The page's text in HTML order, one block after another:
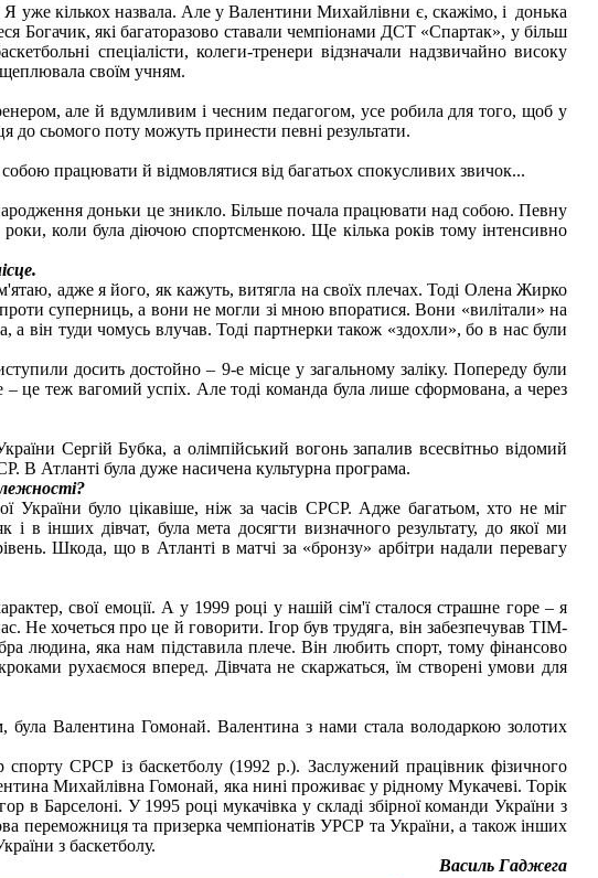
уже кількох назвала. Але у Валентини Михайлівни є, скажімо, і донька
Богачик, які багаторазово ставали чемпіонами ДСТ «Спартак», у більш
спеціалісти, колеги-тренери відзначали надзвичайно високу
своїм учням.
але й вдумливим і чесним педагогом, усе робила для того, щоб у
до сьомого поту можуть принести певні результати.
працювати й відмовлятися від багатьох спокусливих звичок...
доньки це зникло. Більше почала працювати над собою. Певну
коли була діючою спортсменкою. Ще кілька років тому інтенсивно
адже я його, як кажуть, витягла на своїх плечах. Тоді Олена Жирко
суперниць, а вони не могли зі мною впоратися. Вони «вилітали» на
він туди чомусь влучав. Тоді партнерки також «здохли», бо в нас були
досить достойно – 9-е місце у загальному заліку. Попереду були
це теж вагомий успіх. Але тоді команда була лише сформована, а через
Сергій Бубка, а олімпійський вогонь запалив всесвітньо відомий
В Атланті була дуже насичена культурна програма.
України було цікавіше, ніж за часів СРСР. Адже багатьом, хто не міг
інших дівчат, була мета досягти визначного результату, до якої ми
Шкода, що в Атланті в матчі за «бронзу» арбітри надали перевагу
свої емоції. А у 1999 році у нашій сім'ї сталося страшне горе – я
Не хочеться про це й говорити. Ігор був трудяга, він забезпечував ТІМ-
людина, яка нам підставила плече. Він любить спорт, тому фінансово
рухаємося вперед. Дівчата не скаржаться, їм створені умови для
Валентина Гомонай. Валентина з нами стала володаркою золотих
СРСР із баскетболу (1992 р.). Заслужений працівник фізичного
Михайлівна Гомонай, яка нині проживає у рідному Мукачеві. Торік
в Барселоні. У 1995 році мукачівка у складі збірної команди України з
переможниця та призерка чемпіонатів УРСР та України, а також інших
з баскетболу.
Василь Гаджега